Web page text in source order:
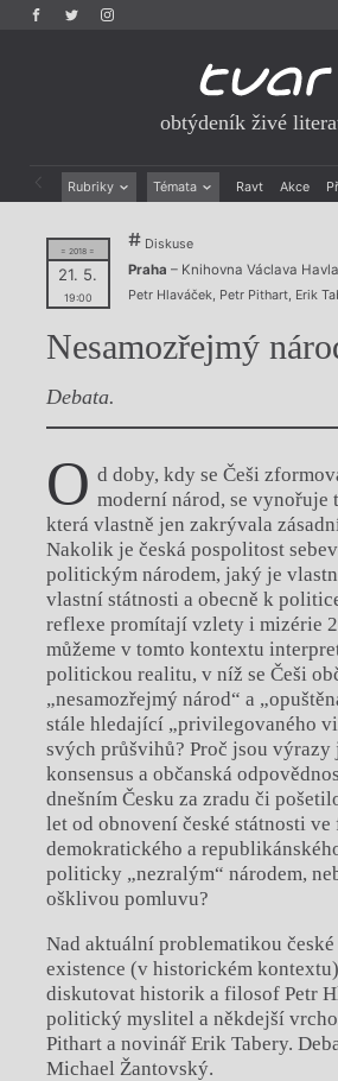
obtýdeník živé
Rubriky Témata Ravt Akce
Drobná publicistika
Esejistika
Recenze a reflexe
Rozhovory
Právě vychází
Mauzoleum
Divadlo
Dokument
= 2018 =
21. 5.
19:00
Diskuse
Praha – Knihovna Václava Havla
Petr Hlaváček, Petr Pithart, Erik
Nesamozřejmý
Debata.
O d doby, kdy se Češi
moderní národ, se vynořuje
která vlastně jen zakrývala
Nakolik je česká pospolitost
politickým národem, jaký je
vlastní státnosti a obecně k
reflexe promítají vzlety i mizérie
můžeme v tomto kontextu
politickou realitu, v níž se Češi
„nesamozřejmý národ“ a
stále hledající „privilegovaného
svých průšvihů? Proč jsou
konsensus a občanská
dnešním Česku za zradu či
let od obnovení české státnosti ve
demokratického a
politicky „nezralým“ národem,
ošklivou pomluvu?
Nad aktuální problematikou
existence (v historickém
diskutovat historik a filosof Petr
politický myslitel a někdejší
Pithart a novinář Erik Tabery.
Michael Žantovský.